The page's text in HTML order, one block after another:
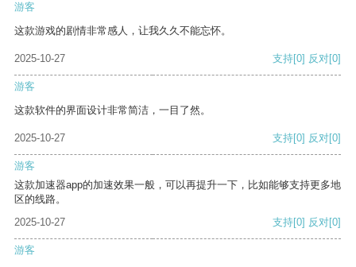
游客
这款游戏的剧情非常感人，让我久久不能忘怀。
2025-10-27 支持[0] 反对[0]
游客
这款软件的界面设计非常简洁，一目了然。
2025-10-27 支持[0] 反对[0]
游客
这款加速器app的加速效果一般，可以再提升一下，比如能够支持更多地
区的线路。
2025-10-27
支持[0] 反对[0]
游客